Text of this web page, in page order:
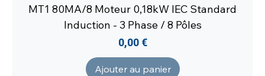
MT1 80MA/8 Moteur 0,18kW IEC Standard
Induction - 3 Phase / 8 Pôles
Prix
0,00 €
Ajouter au panier